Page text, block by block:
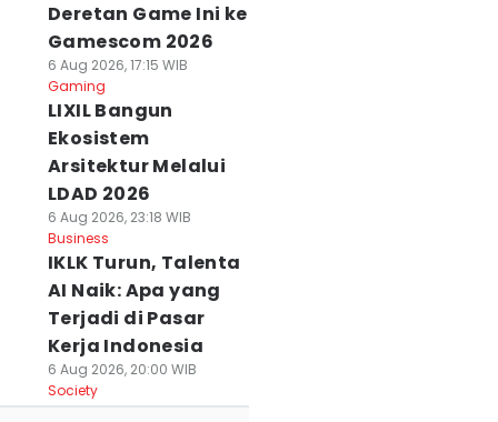
Rekomendasi
Favorit di
dengan Sisi
Jun 2026, 09:50 WIB
Kompleks
Pemakaman, Ini 6
Diketahui
Travel
Deretan Game Ini ke
Gamescom 2026
6 Aug 2026, 17:15 WIB
Gaming
LIXIL Bangun
Ekosistem
Arsitektur Melalui
LDAD 2026
6 Aug 2026, 23:18 WIB
Business
IKLK Turun, Talenta
AI Naik: Apa yang
Terjadi di Pasar
Kerja Indonesia
6 Aug 2026, 20:00 WIB
Society